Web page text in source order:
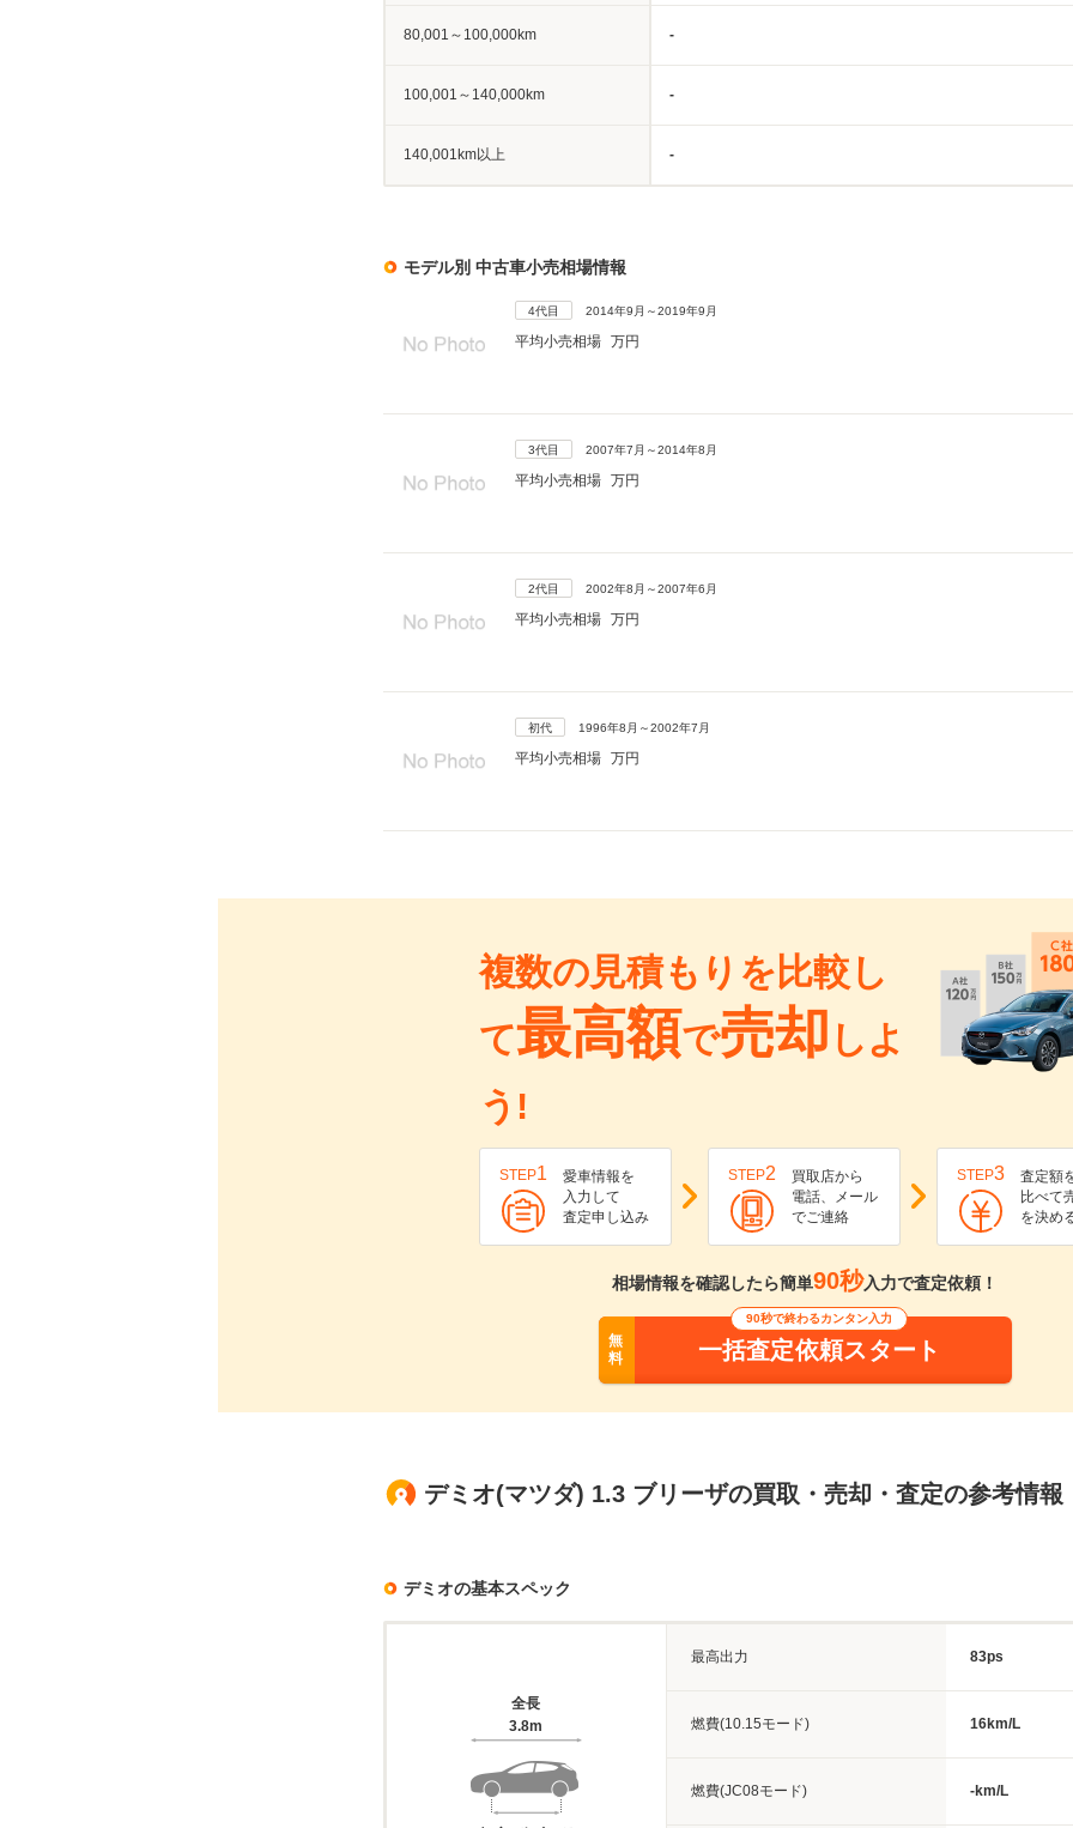
80,001～100,000km -
100,001～140,000km -
140,001km以上 -
モデル別 中古車小売相場情報
4代目 2014年9月～2019年9月
平均小売相場 万円
3代目 2007年7月～2014年8月
平均小売相場 万円
2代目 2002年8月～2007年6月
平均小売相場 万円
初代 1996年8月～2002年7月
平均小売相場 万円
複数の見積もりを比較し
て最高額で売却 しよ
う!
STEP1
愛車情報を
入力して
査定申し込み
STEP2
買取店から
電話、メール
でご連絡
STEP3
査定額
比べて
を決め
相場情報を確認したら簡単90秒入力で査定依頼！
無
料
90秒で終わるカンタン入力
一括査定依頼スタート
デミオ(マツダ) 1.3 ブリーザの買取・売却・査定の参考情報
デミオの基本スペック
全長
3.8m
最高出力 83ps
燃費(10.15モード) 16km/L
燃費(JC08モード) -km/L